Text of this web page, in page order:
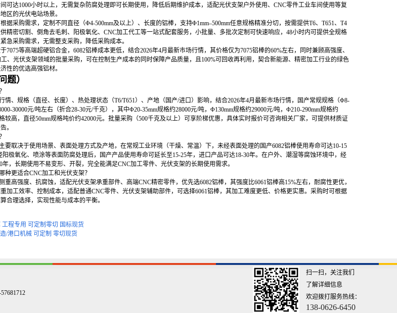
可达1000小时以上，无需复杂防腐处理即可长期使用，降低后期维护成本，适配光伏支架户外使用、CNC零件工业车间使用等复
区的光伏电站场景。
据采购需求，定制不同直径（Φ4-500mm及以上）、长度的铝棒，支持Φ1mm–500mm任意规格精准分切，按需提供T6、T651、T4
精密切割、倒角去毛刺、阳极氧化、CNC加工代工等一站式配套服务，小批量、多批次定制可快速响应，48小时内可提供全规格
急采购需求，无需整支采购，降低采购成本。
7075等高端超硬铝合金，6082铝棒成本更低，结合2026年4月最新市场行情，其价格仅为7075铝棒的60%左右，同时兼顾高强度、
、光伏支架领域的批量采购，可在控制生产成本的同时保障产品质量，且100%可回收再利用，契合新能源、精密加工行业的绿色
性的优选高强铝材。
题）
情、规格（直径、长度）、热处理状态（T6/T651）、产地（国产/进口）影响，结合2026年4月最新市场行情，国产常规规格（Φ8-
30000元/吨左右（折合28-30元/千克），其中Φ20-35mm规格约28000元/吨，Φ130mm规格约29000元/吨，Φ210-290mm规格约
较高，直径50mm规格吨价约42000元。批量采购（500千克及以上）可享阶梯优惠，具体实时报价可咨询相关厂家，可提供材质证
。
要取决于使用场景、表面处理方式及产地，在常规工业环境（干燥、常温）下，未经表面处理的国产6082铝棒使用寿命可达10-15
阳极氧化、喷涂等表面防腐处理后，国产产品使用寿命可延长至15-25年，进口产品可达18-30年。在户外、潮湿等腐蚀环境中，经
年，长期使用不易变形、开裂，完全能满足CNC加工零件、光伏支架的长期使用需求。
种更适合CNC加工和光伏支架？
重高强度、抗腐蚀，适配光伏支架承重部件、高端CNC精密零件，优先选6082铝棒，其强度比6061铝棒高15%左右，耐腐性更优，
加工效率、控制成本，适配普通CNC零件、光伏支架辅助部件，可选择6061铝棒，其加工难度更低、价格更实惠。采购时可根据
合理选择，实现性能与成本的平衡。
工程专用 可定制零切 国标现货
/港口机械 可定制 零切现货
扫一扫，关注我们
了解详细信息
欢迎拨打服务热线：
138-0626-6450